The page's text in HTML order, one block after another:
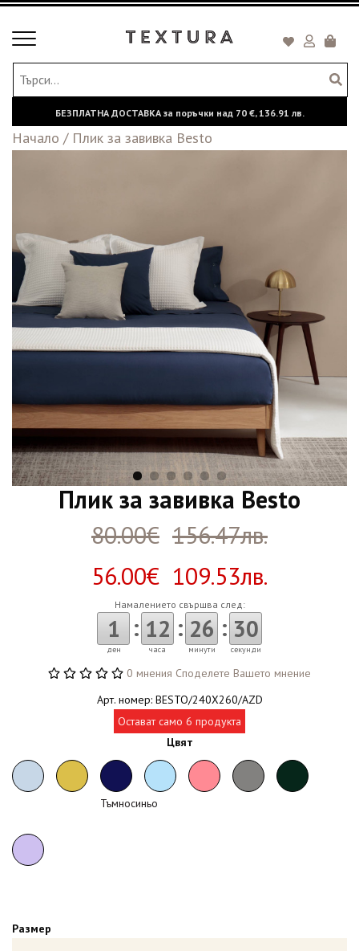
Toggle
БЕЗПЛАТНА ДОСТАВКА за поръчки над 70 €,136.91 лв.
Начало / Плик за завивка Besto
Плик за завивка Besto
80.00€ 156.47лв.
56.00€ 109.53лв.
Намалението свършва след:
1
ден
: 12
часа
: 26
минути
: 29
секунди
0 мнения Споделете Вашето мнение
Арт. номер: BESTO/240X260/AZD
Остават само 6 продукта
Цвят
Тъмносиньо
Размер